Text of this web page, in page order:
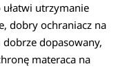
utrzymanie
dobry ochraniacz na
dopasowany,
materaca na